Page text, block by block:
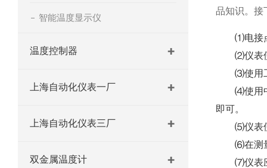
智能温度显示仪
温度控制器
上海自动化仪表一厂
上海自动化仪表三厂
双金属温度计
品知识。接
⑴电接点
⑵仪表使
⑶使用工
⑷使用中
即可。
⑸仪表使
⑹在测量
⑺仪表应